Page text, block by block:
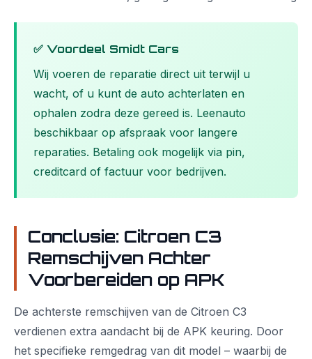
✅ Voordeel Smidt Cars
Wij voeren de reparatie direct uit terwijl u
wacht, of u kunt de auto achterlaten en
ophalen zodra deze gereed is. Leenauto
beschikbaar op afspraak voor langere
reparaties. Betaling ook mogelijk via pin,
creditcard of factuur voor bedrijven.
Conclusie: Citroen C3
Remschijven Achter
Voorbereiden op APK
De achterste remschijven van de Citroen C3
verdienen extra aandacht bij de APK keuring. Door
het specifieke remgedrag van dit model – waarbij de